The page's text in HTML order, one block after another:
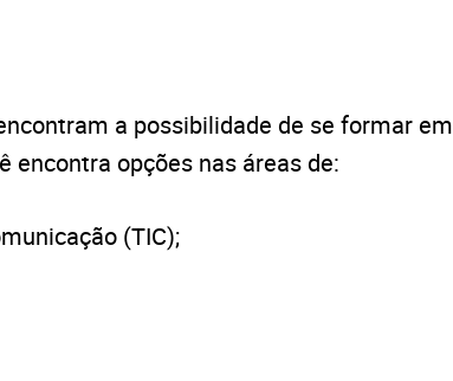
a possibilidade de se formar em
encontra opções nas áreas de:
(TIC);